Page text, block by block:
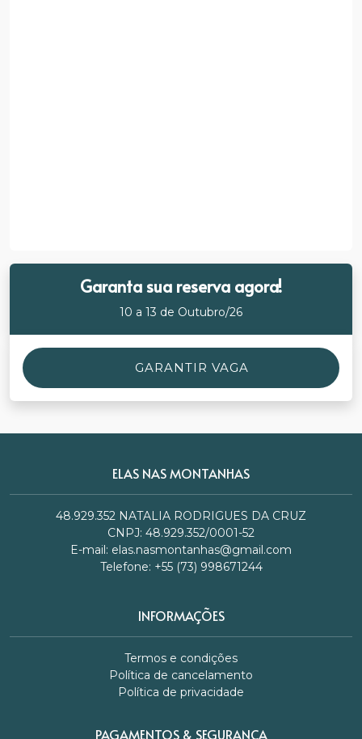
Garanta sua reserva agora!
10 a 13 de Outubro/26
GARANTIR VAGA
ELAS NAS MONTANHAS
48.929.352 NATALIA RODRIGUES DA CRUZ
CNPJ: 48.929.352/0001-52
E-mail: elas.nasmontanhas@gmail.com
Telefone: +55 (73) 998671244
INFORMAÇÕES
Termos e condições
Política de cancelamento
Política de privacidade
PAGAMENTOS & SEGURANÇA